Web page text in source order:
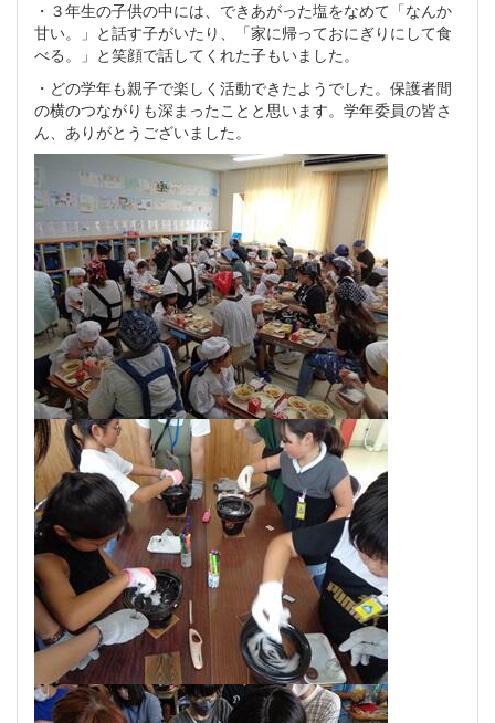
・３年生の子供の中には、できあがった塩をなめて「なんか
甘い。」と話す子がいたり、「家に帰っておにぎりにして食
べる。」と笑顔で話してくれた子もいました。
・どの学年も親子で楽しく活動できたようでした。保護者間
の横のつながりも深まったことと思います。学年委員の皆さ
ん、ありがとうございました。